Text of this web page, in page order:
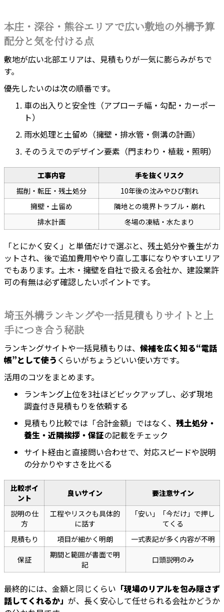
本庄・深谷・熊谷エリアで広い敷地の外構予算
配分と気を付ける点
敷地が広い北部エリアは、見積もりが一気に膨らみがちで
す。
優先したいのは次の順番です。
車の出入りと安全性（アプローチ幅・勾配・カーポー
ト）
雨水処理と土留め（擁壁・排水管・側溝の計画）
そのうえでのデザイン要素（門まわり・植栽・照明）
工事内容
手を抜くリスク
掘削・転圧・残土処分
10年後の沈みやひび割れ
擁壁・土留め
隣地との境界トラブル・崩れ
排水計画
冬場の凍結・水たまり
「とにかく安く」と単価だけで選ぶと、残土処分や養生がカ
ットされ、後で追加費用ややり直し工事になりやすいエリア
でもあります。土木・擁壁を自社で扱える会社か、建設業許
可の有無は必ず確認したいポイントです。
埼玉外構ランキングや一括見積もりサイトと上
手につき合う秘訣
ランキングサイトや一括見積もりは、 候補を広く知る“電話
帳”として使う くらいがちょうどいい使い方です。
活用のコツをまとめます。
ランキング上位を3社ほどピックアップし、必ず現地
調査付き見積もりを依頼する
見積もり比較では「合計金額」ではなく、 残土処分・
養生・近隣挨拶・保証の記載をチェック
サイト経由と直接問い合わせで、対応スピードや説明
の分かりやすさを比べる
比較ポイ
ント
良いサイン 要注意サイン
説明の仕
方
工程やリスクも具体的
に話す
「安い」「今だけ」で押し
てくる
見積もり
項目が細かく明朗 一式表記が多く内容が不明
保証
期間と範囲が書面で明
記
口頭説明のみ
最終的には、金額と同じくらい 「現場のリアルを包み隠さず
話してくれるか」 が、長く安心して任せられる会社かどうか